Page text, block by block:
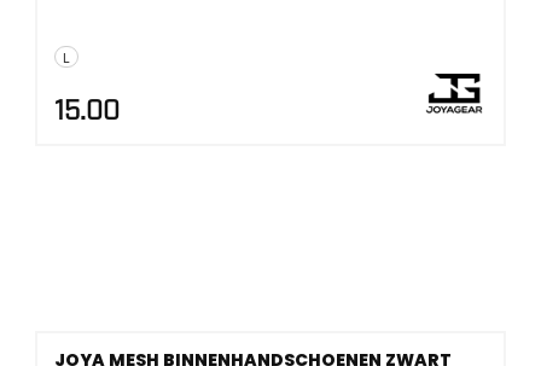
L
15.00
JOYA MESH BINNENHANDSCHOENEN ZWART